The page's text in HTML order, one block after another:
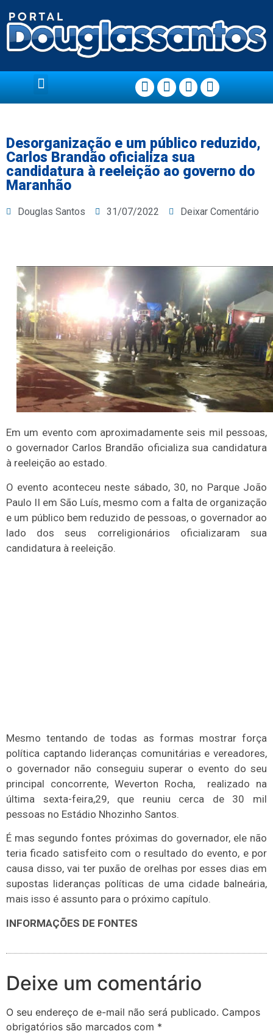
Desorganização e um público reduzido,
Carlos Brandão oficializa sua
candidatura à reeleição ao governo do
Maranhão
Douglas Santos 31/07/2022 Deixar Comentário
Em um evento com aproximadamente seis mil pessoas,
o governador Carlos Brandão oficializa sua candidatura
à reeleição ao estado.
O evento aconteceu neste sábado, 30, no Parque João
Paulo II em São Luís, mesmo com a falta de organização
e um público bem reduzido de pessoas, o governador ao
lado dos seus correligionários oficializaram sua
candidatura à reeleição.
Mesmo tentando de todas as formas mostrar força
política captando lideranças comunitárias e vereadores,
o governador não conseguiu superar o evento do seu
principal concorrente, Weverton Rocha, realizado na
última sexta-feira,29, que reuniu cerca de 30 mil
pessoas no Estádio Nhozinho Santos.
É mas segundo fontes próximas do governador, ele não
teria ficado satisfeito com o resultado do evento, e por
causa disso, vai ter puxão de orelhas por esses dias em
supostas lideranças políticas de uma cidade balneária,
mais isso é assunto para o próximo capítulo.
INFORMAÇÕES DE FONTES
Deixe um comentário
O seu endereço de e-mail não será publicado. Campos
obrigatórios são marcados com *